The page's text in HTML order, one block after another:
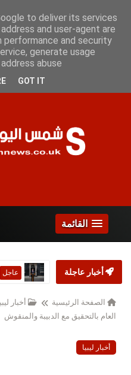
الصفحات
القائمة
أخبار عاجلة عاجل
الصفحة الرئيسية أخبار
العام بالتحقيق مع الدبيبة والمنقوش
أخبار ليبيا
to deliver its services
and user-agent are
performance and security
generate usage
abuse.
GOT IT